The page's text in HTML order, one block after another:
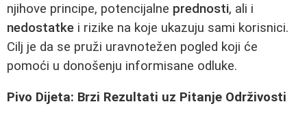
njihove principe, potencijalne prednosti, ali i
nedostatke i rizike na koje ukazuju sami korisnici.
Cilj je da se pruži uravnotežen pogled koji će
pomoći u donošenju informisane odluke.
Pivo Dijeta: Brzi Rezultati uz Pitanje Održivosti